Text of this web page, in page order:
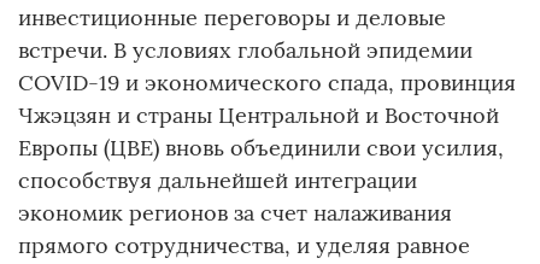
инвестиционные переговоры и деловые
встречи. В условиях глобальной эпидемии
COVID-19 и экономического спада, провинция
Чжэцзян и страны Центральной и Восточной
Европы (ЦВЕ) вновь объединили свои усилия,
способствуя дальнейшей интеграции
экономик регионов за счет налаживания
прямого сотрудничества, и уделяя равное